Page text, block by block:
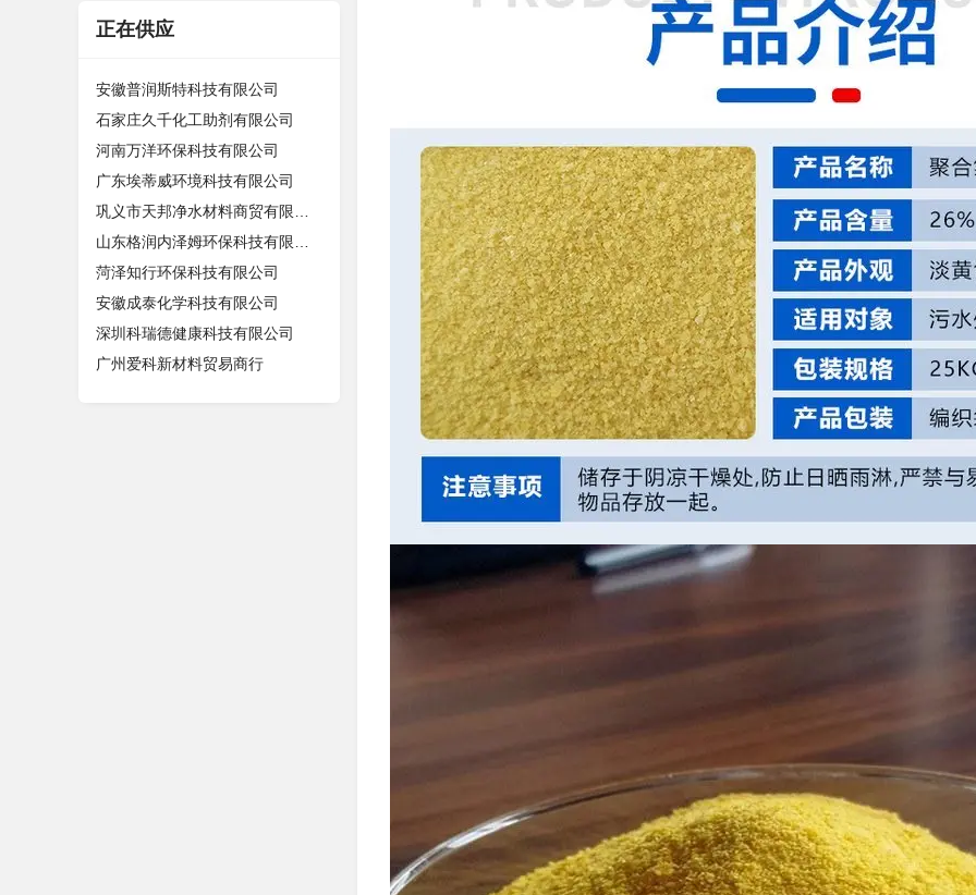
正在供应
安徽普润斯特科技有限公司
石家庄久千化工助剂有限公司
河南万洋环保科技有限公司
广东埃蒂威环境科技有限公司
菏泽知行环保科技有限公司
安徽成泰化学科技有限公司
深圳科瑞德健康科技有限公司
广州爱科新材料贸易商行